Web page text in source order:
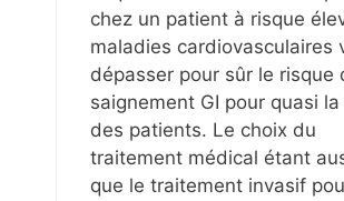
chez un patient à risque
maladies cardiovasculaires
dépasser pour sûr le risque
saignement GI pour quasi
des patients. Le choix du
traitement médical étant
que le traitement invasif